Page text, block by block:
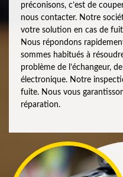
préconisons, c’est de
nous contacter. Notre
votre solution en cas de
Nous répondons
sommes habitués à
problème de l’échangeur,
électronique. Notre
fuite. Nous vous
réparation.